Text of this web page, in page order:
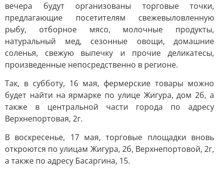
вечера будут организованы торговые точки,
предлагающие посетителям свежевыловленную
рыбу, отборное мясо, молочные продукты,
натуральный мед, сезонные овощи, домашние
соленья, свежую выпечку и прочие деликатесы,
произведенные непосредственно в регионе.
Так, в субботу, 16 мая, фермерские товары можно
будет найти на ярмарке по улице Жигура, дом 2б, а
также в центральной части города по адресу
Верхнепортовая, 2г.
В воскресенье, 17 мая, торговые площадки вновь
откроются по улицам Жигура, 2б, Верхнепортовой, 2г,
а также по адресу Басаргина, 15.